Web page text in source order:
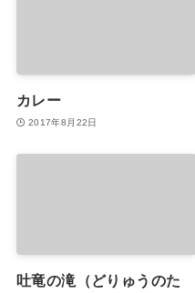
カレー
2017年8月22日
吐竜の滝（どりゅうのた